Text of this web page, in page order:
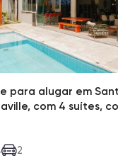
para alugar em
com 4 suítes,
2